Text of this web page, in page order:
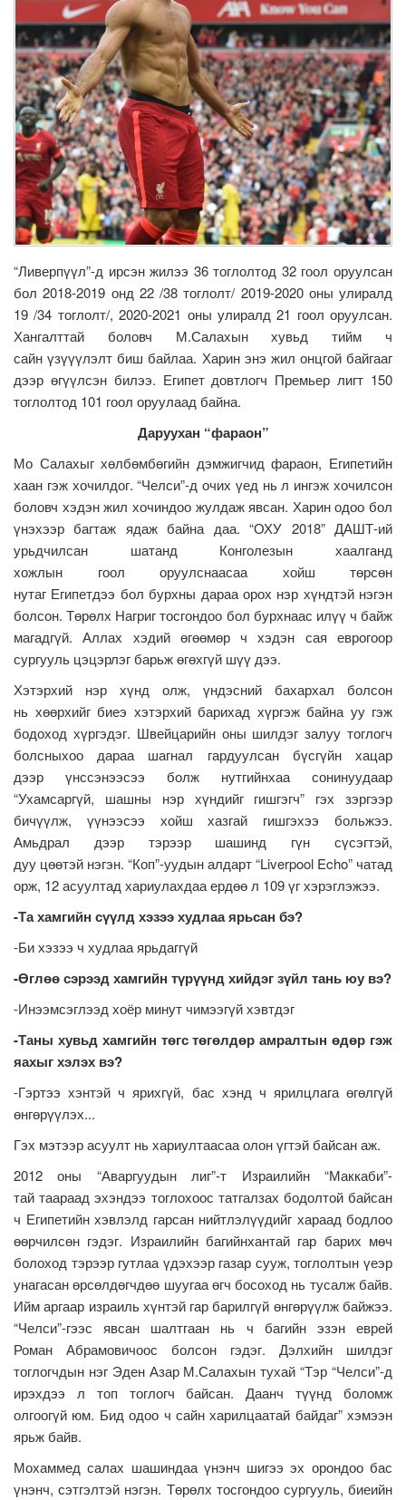
“Ливерпүүл”-д ирсэн жилээ 36 тоглолтод 32 гоол оруулсан
бол 2018-2019 онд 22 /38 тоглолт/ 2019-2020 оны улиралд
19 /34 тоглолт/, 2020-2021 оны улиралд 21 гоол оруулсан.
Хангалттай боловч М.Салахын хувьд тийм ч
сайн үзүүүлэлт биш байлаа. Харин энэ жил онцгой байгааг
дээр өгүүлсэн билээ. Египет довтлогч Премьер лигт 150
тоглолтод 101 гоол оруулаад байна.
Даруухан “фараон”
Мо Салахыг хөлбөмбөгийн дэмжигчид фараон, Египетийн
хаан гэж хочилдог. “Челси”-д очих үед нь л ингэж хочилсон
боловч хэдэн жил хочиндоо жулдаж явсан. Харин одоо бол
үнэхээр багтаж ядаж байна даа. “ОХУ 2018” ДАШТ-ий
урьдчилсан шатанд Конголезын хаалганд
хожлын гоол оруулснаасаа хойш төрсөн
нутаг Египетдээ бол бурхны дараа орох нэр хүндтэй нэгэн
болсон. Төрөлх Нагриг тосгондоо бол бурхнаас илүү ч байж
магадгүй. Аллах хэдий өгөөмөр ч хэдэн сая еврогоор
сургууль цэцэрлэг барьж өгөхгүй шүү дээ.
Хэтэрхий нэр хүнд олж, үндэсний бахархал болсон
нь хөөрхийг биеэ хэтэрхий барихад хүргэж байна уу гэж
бодоход хүргэдэг. Швейцарийн оны шилдэг залуу тоглогч
болсныхоо дараа шагнал гардуулсан бүсгүйн хацар
дээр үнссэнээсээ болж нутгийнхаа сонинуудаар
“Ухамсаргүй, шашны нэр хүндийг гишгэгч” гэх зэргээр
бичүүлж, үүнээсээ хойш хазгай гишгэхээ больжээ.
Амьдрал дээр тэрээр шашинд гүн сүсэгтэй,
дуу цөөтэй нэгэн. “Коп”-уудын алдарт “Liverpool Echo” чатад
орж, 12 асуултад хариулахдаа ердөө л 109 үг хэрэглэжээ.
-Та хамгийн сүүлд хэзээ худлаа ярьсан бэ?
-Би хэзээ ч худлаа ярьдаггүй
-Өглөө сэрээд хамгийн түрүүнд хийдэг зүйл тань юу вэ?
-Инээмсэглээд хоёр минут чимээгүй хэвтдэг
-Таны хувьд хамгийн төгс төгөлдөр амралтын өдөр гэж
яахыг хэлэх вэ?
-Гэртээ хэнтэй ч ярихгүй, бас хэнд ч ярилцлага өгөлгүй
өнгөрүүлэх...
Гэх мэтээр асуулт нь хариултаасаа олон үгтэй байсан аж.
2012 оны “Аваргуудын лиг”-т Израилийн “Маккаби”-
тай таараад эхэндээ тоглохоос татгалзах бодолтой байсан
ч Египетийн хэвлэлд гарсан нийтлэлүүдийг хараад бодлоо
өөрчилсөн гэдэг. Израилийн багийнхантай гар барих мөч
болоход тэрээр гутлаа үдэхээр газар сууж, тоглолтын үеэр
унагасан өрсөлдөгчдөө шуугаа өгч босоход нь тусалж байв.
Ийм аргаар израиль хүнтэй гар барилгүй өнгөрүүлж байжээ.
“Челси”-гээс явсан шалтгаан нь ч багийн эзэн еврей
Роман Абрамовичоос болсон гэдэг. Дэлхийн шилдэг
тоглогчдын нэг Эден Азар М.Салахын тухай “Тэр “Челси”-д
ирэхдээ л топ тоглогч байсан. Даанч түүнд боломж
олгоогүй юм. Бид одоо ч сайн харилцаатай байдаг” хэмээн
ярьж байв.
Мохаммед салах шашиндаа үнэнч шигээ эх орондоо бас
үнэнч, сэтгэлтэй нэгэн. Төрөлх тосгондоо сургууль, биеийн